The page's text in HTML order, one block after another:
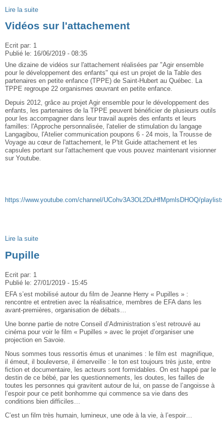
Lire la suite
Vidéos sur l'attachement
Ecrit par: 1
Publié le: 16/06/2019 - 08:35
Une dizaine de vidéos sur l'attachement réalisées par "Agir ensemble
pour le développement des enfants" qui est un projet de la Table des
partenaires en petite enfance (TPPE) de Saint-Hubert au Québec. La
TPPE regroupe 22 organismes œuvrant en petite enfance.
Depuis 2012, grâce au projet Agir ensemble pour le développement des
enfants, les partenaires de la TPPE peuvent bénéficier de plusieurs outils
pour les accompagner dans leur travail auprès des enfants et leurs
familles: l'Approche personnalisée, l'atelier de stimulation du langage
Langagibou, l'Atelier communication poupons 6 - 24 mois, la Trousse de
Voyage au cœur de l'attachement, le P'tit Guide attachement et les
capsules portant sur l'attachement que vous pouvez maintenant visionner
sur Youtube.
https://www.youtube.com/channel/UCohv3A3OL2DuHfMpmlsDHOQ/
Lire la suite
Pupille
Ecrit par: 1
Publié le: 27/01/2019 - 15:45
EFA s’est mobilisé autour du film de Jeanne Herry « Pupilles » :
rencontre et entretien avec la réalisatrice, membres de EFA dans les
avant-premières, organisation de débats…
Une bonne partie de notre Conseil d’Administration s’est retrouvé au
cinéma pour voir le film « Pupilles » avec le projet d’organiser une
projection en Savoie.
Nous sommes tous ressortis émus et unanimes : le film est magnifique,
il émeut, il bouleverse, il émerveille : le ton est toujours très juste, entre
fiction et documentaire, les acteurs sont formidables. On est happé par le
destin de ce bébé, par les questionnements, les doutes, les failles de
toutes les personnes qui gravitent autour de lui, on passe de l’angoisse à
l’espoir pour ce petit bonhomme qui commence sa vie dans des
conditions bien difficiles…
C’est un film très humain, lumineux, une ode à la vie, à l’espoir…